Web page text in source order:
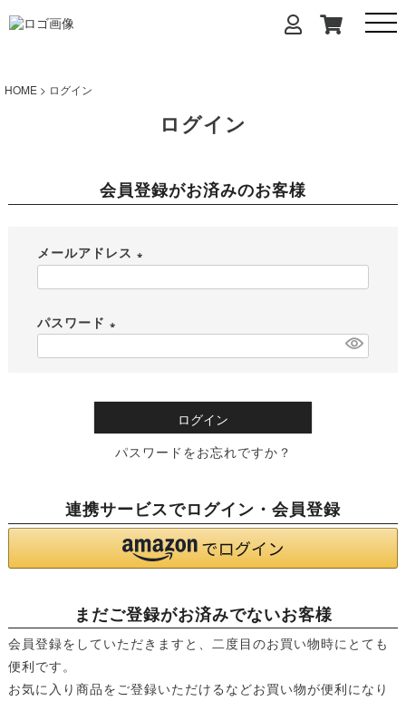
HOME ログイン
ログイン
会員登録がお済みのお客様
メールアドレス
パスワード
須
ログイン
パスワードをお忘れですか？
連携サービスでログイン・会員登録
まだご登録がお済みでないお客様
会員登録をしていただきますと、二度目のお買い物時にとても
便利です。
お気に入り商品をご登録いただけるなどお買い物が便利になり